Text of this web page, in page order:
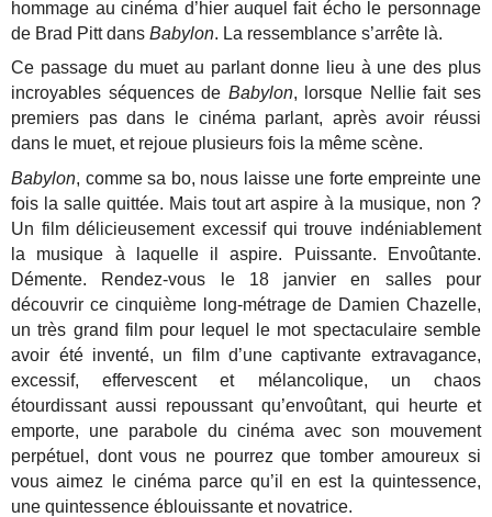
hommage au cinéma d’hier auquel fait écho le personnage
de Brad Pitt dansBabylon. La ressemblance s’arrête là.
Ce passage du muet au parlant donne lieu à une des plus
incroyables séquences de Babylon, lorsque Nellie fait ses
premiers pas dans le cinéma parlant, après avoir réussi
dans le muet, et rejoue plusieurs fois la même scène.
Babylon, comme sa bo, nous laisse une forte empreinte une
fois la salle quittée. Mais tout art aspire à la musique, non ?
Un film délicieusement excessif qui trouve indéniablement
la musique à laquelle il aspire. Puissante. Envoûtante.
Démente. Rendez-vous le 18 janvier en salles pour
découvrir ce cinquième long-métrage de Damien Chazelle,
un très grand film pour lequel le mot spectaculaire semble
avoir été inventé, un film d’une captivante extravagance,
excessif, effervescent et mélancolique, un chaos
étourdissant aussi repoussant qu’envoûtant, qui heurte et
emporte, une parabole du cinéma avec son mouvement
perpétuel, dont vous ne pourrez que tomber amoureux si
vous aimez le cinéma parce qu’il en est la quintessence,
une quintessence éblouissante et novatrice.